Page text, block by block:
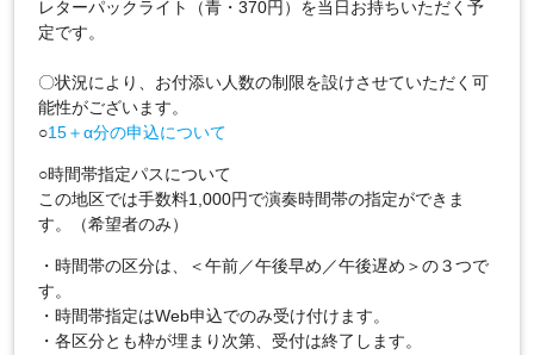
レターパックライト（青・370円）を当日お持ちいただく予
定です。
〇状況により、お付添い人数の制限を設けさせていただく可
能性がございます。
○15＋α分の申込について
○時間帯指定パスについて
この地区では手数料1,000円で演奏時間帯の指定ができま
す。（希望者のみ）
・時間帯の区分は、＜午前／午後早め／午後遅め＞の３つで
す。
・時間帯指定はWeb申込でのみ受け付けます。
・各区分とも枠が埋まり次第、受付は終了します。